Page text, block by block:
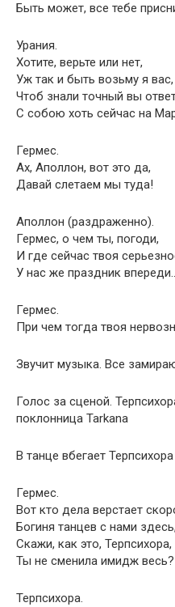
Быть может, все тебе
Урания.
Хотите, верьте или нет,
Уж так и быть возьму я вас,
Чтоб знали точный вы
С собою хоть сейчас на
Гермес.
Ах, Аполлон, вот это да,
Давай слетаем мы туда!
Аполлон (раздраженно).
Гермес, о чем ты, погоди,
И где сейчас твоя
У нас же праздник
Гермес.
При чем тогда твоя
Звучит музыка. Все
Голос за сценой.
поклонница Tarkana
В танце вбегает Терпсихора
Гермес.
Вот кто дела верстает
Богиня танцев с нами здесь,
Скажи, как это, Терпсихора,
Ты не сменила имидж весь?
Терпсихора.